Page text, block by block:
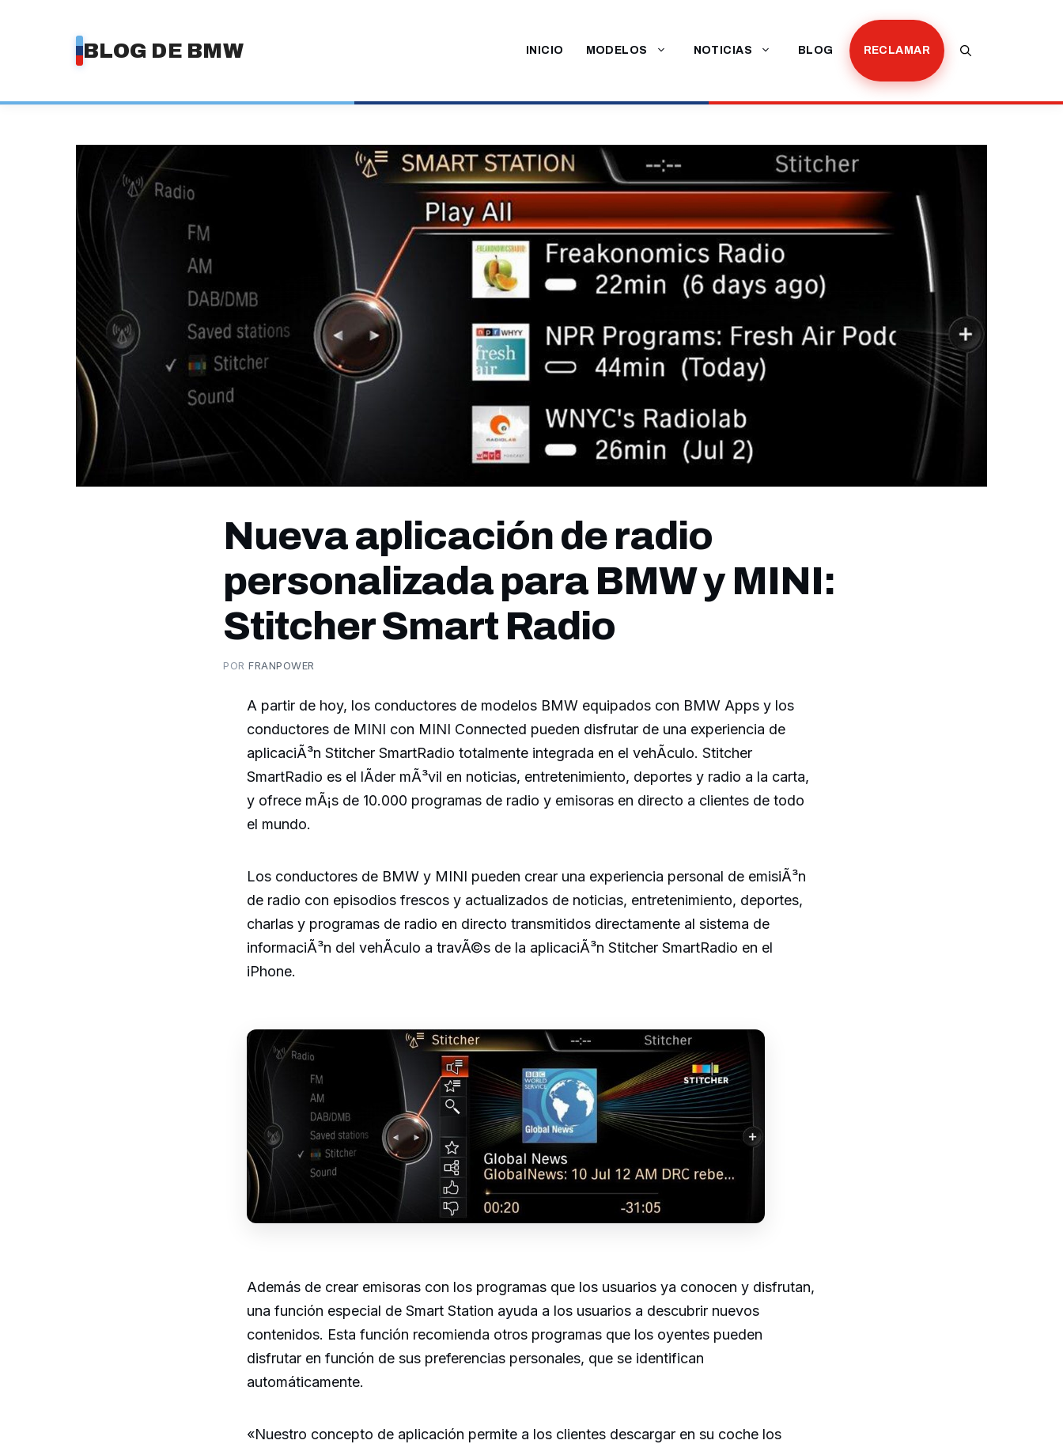
BLOG DE BMW INICIO MODELOS NOTICIAS BLOG RECLAMAR
Nueva aplicación de radio
personalizada para BMW y MINI:
Stitcher Smart Radio
PORFRANPOWER
A partir de hoy, los conductores de modelos BMW equipados con BMW Apps y los
conductores de MINI con MINI Connected pueden disfrutar de una experiencia de
aplicaciÃ³n Stitcher SmartRadio totalmente integrada en el vehÃculo. Stitcher
SmartRadio es el lÃder mÃ³vil en noticias, entretenimiento, deportes y radio a la carta,
y ofrece mÃ¡s de 10.000 programas de radio y emisoras en directo a clientes de todo
el mundo.
Los conductores de BMW y MINI pueden crear una experiencia personal de emisiÃ³n
de radio con episodios frescos y actualizados de noticias, entretenimiento, deportes,
charlas y programas de radio en directo transmitidos directamente al sistema de
informaciÃ³n del vehÃculo a travÃ©s de la aplicaciÃ³n Stitcher SmartRadio en el
iPhone.
Además de crear emisoras con los programas que los usuarios ya conocen y disfrutan,
una función especial de Smart Station ayuda a los usuarios a descubrir nuevos
contenidos. Esta función recomienda otros programas que los oyentes pueden
disfrutar en función de sus preferencias personales, que se identifican
automáticamente.
«Nuestro concepto de aplicación permite a los clientes descargar en su coche los